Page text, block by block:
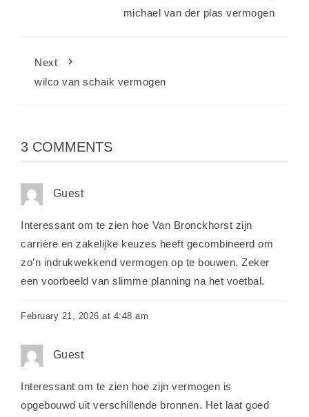
michael van der plas vermogen
Next
wilco van schaik vermogen
3 COMMENTS
Guest
Interessant om te zien hoe Van Bronckhorst zijn
carrière en zakelijke keuzes heeft gecombineerd om
zo’n indrukwekkend vermogen op te bouwen. Zeker
een voorbeeld van slimme planning na het voetbal.
February 21, 2026 at 4:48 am
Guest
Interessant om te zien hoe zijn vermogen is
opgebouwd uit verschillende bronnen. Het laat goed